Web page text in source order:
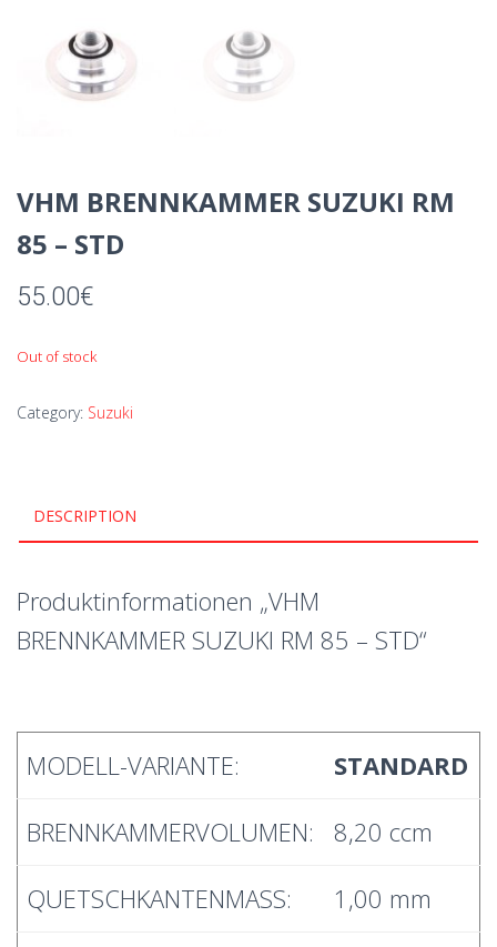
VHM BRENNKAMMER SUZUKI RM
85 – STD
55.00€
Out of stock
Category: Suzuki
DESCRIPTION
Produktinformationen „VHM
BRENNKAMMER SUZUKI RM 85 – STD“
MODELL-VARIANTE:
STANDARD
BRENNKAMMERVOLUMEN:
8,20 ccm
QUETSCHKANTENMASS:
1,00 mm